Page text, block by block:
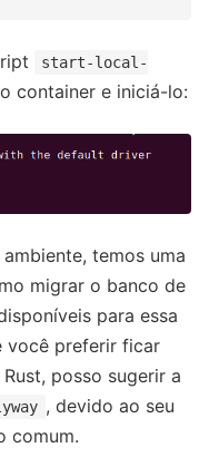
start-local-
container e iniciá-lo:
temos uma
migrar o banco de
para essa
você preferir ficar
posso sugerir a
, devido ao seu
comum.